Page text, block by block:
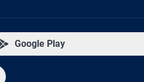
Google Play